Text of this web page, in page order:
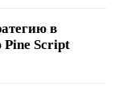
в
Script